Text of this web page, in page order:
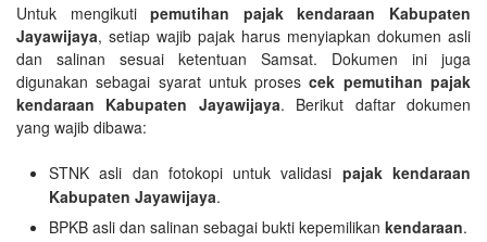
Untuk mengikutipemutihan pajak kendaraan Kabupaten
Jayawijaya, setiap wajib pajak harus menyiapkan dokumen asli
dan salinan sesuai ketentuan Samsat. Dokumen ini juga
digunakan sebagai syarat untuk prosescek pemutihan pajak
kendaraan Kabupaten Jayawijaya. Berikut daftar dokumen
yang wajib dibawa:
STNK asli dan fotokopi untuk validasi pajak kendaraan
Kabupaten Jayawijaya.
BPKB asli dan salinan sebagai bukti kepemilikan kendaraan.